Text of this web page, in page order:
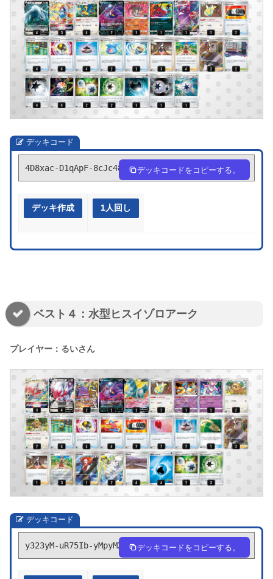
デッキコード
4D8xac-D1qApF-8cJc48 デッキコードをコピーする。
デッキ作成 1人回し
ベスト４：水型ヒスイゾロアーク
プレイヤー：るいさん
デッキコード
y323yM-uR75Ib-yMpyMX デッキコードをコピーする。